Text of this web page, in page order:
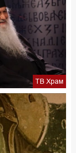
ТВ Храм